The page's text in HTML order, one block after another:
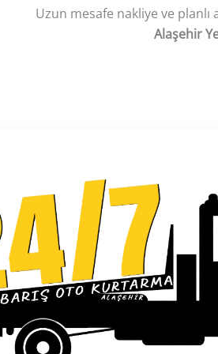
Uzun mesafe nakliye ve
Alaşehir